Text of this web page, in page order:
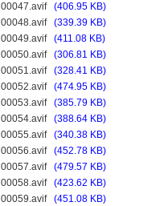
00047.avif (406.95 KB)
00048.avif (339.39 KB)
00049.avif (411.08 KB)
00050.avif (306.81 KB)
00051.avif (328.41 KB)
00052.avif (474.95 KB)
00053.avif (385.79 KB)
00054.avif (388.64 KB)
00055.avif (340.38 KB)
00056.avif (452.78 KB)
00057.avif (479.57 KB)
00058.avif (423.62 KB)
00059.avif (451.08 KB)